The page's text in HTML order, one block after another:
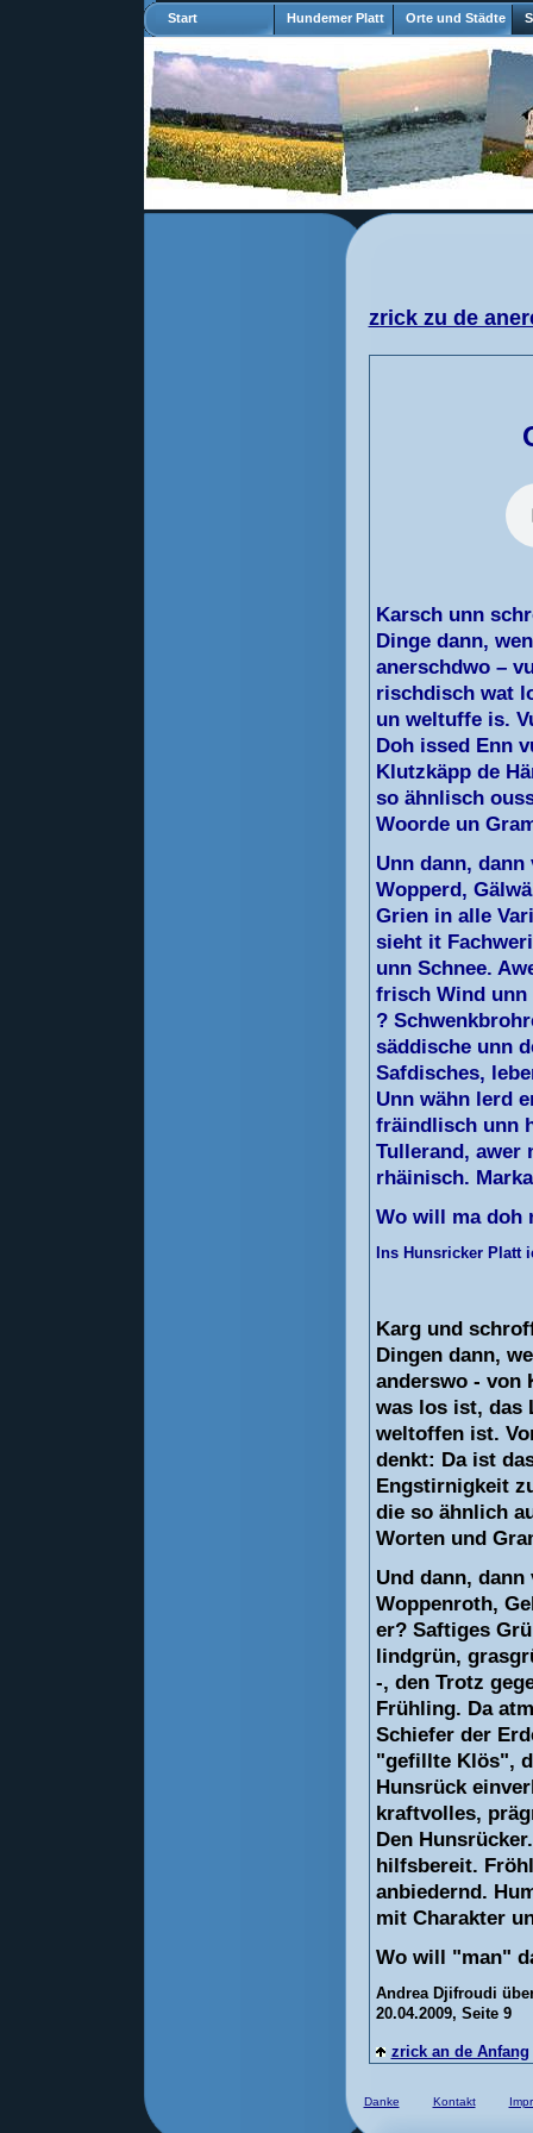
Start Hundemer Platt Orte und Städte
zrick zu de
Karsch unn
Dinge dann,
anerschdwo –
rischdisch wat
un weltuffe is.
Doh issed Enn
Klutzkäpp de
so ähnlisch
Woorde un
Unn dann,
Wopperd,
Grien in alle
sieht it
unn Schnee.
frisch Wind unn
?
säddische unn
Safdisches,
Unn wähn lerd
fräindlisch unn
Tullerand, awer
rhäinisch.
Wo will ma doh
Ins Hunsricker Platt
Karg und
Dingen dann,
anderswo - von
was los ist, das
weltoffen ist.
denkt: Da ist
Engstirnigkeit
die so ähnlich
Worten und
Und dann,
Woppenroth,
er? Saftiges
lindgrün,
-, den Trotz
Frühling. Da
Schiefer der
"gefillte Klös",
Hunsrück
kraftvolles,
Den
hilfsbereit.
anbiedernd.
mit Charakter
Wo will "man"
Andrea Djifroudi
20.04.2009, Seite 9
zrick an de Anfang
Danke Kontakt